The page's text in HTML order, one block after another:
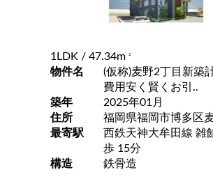
1LDK / 47.34m 2
物件名
(仮称)麦野2丁目新築
費用安く賢くお引..
築年
2025年01月
住所
福岡県福岡市博多区
最寄駅
西鉄天神大牟田線 雑餉隈
歩 15分
構造
鉄骨造